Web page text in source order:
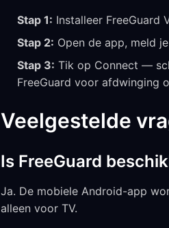
Stap 1: Installeer FreeGuard
Stap 2: Open de app, meld
Stap 3: Tik op Connect —
FreeGuard voor afdwinging
Veelgestelde
Is FreeGuard
Ja. De mobiele Android-app
alleen voor TV.